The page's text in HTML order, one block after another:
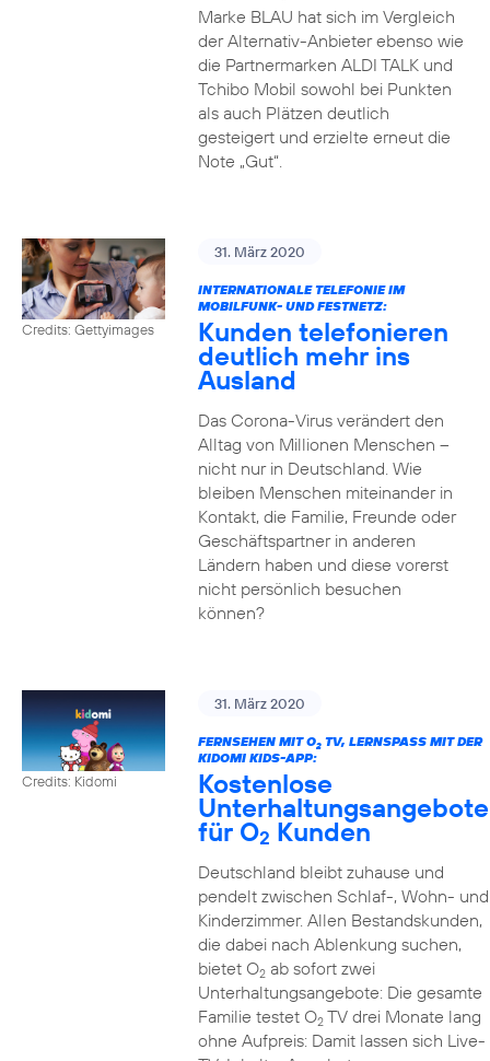
Marke BLAU hat sich im Vergleich
der Alternativ-Anbieter ebenso wie
die Partnermarken ALDI TALK und
Tchibo Mobil sowohl bei Punkten
als auch Plätzen deutlich
gesteigert und erzielte erneut die
Note „Gut“.
Credits: Gettyimages
31. März 2020
INTERNATIONALE TELEFONIE IM
MOBILFUNK- UND FESTNETZ:
Kunden telefonieren
deutlich mehr ins
Ausland
Das Corona-Virus verändert den
Alltag von Millionen Menschen –
nicht nur in Deutschland. Wie
bleiben Menschen miteinander in
Kontakt, die Familie, Freunde oder
Geschäftspartner in anderen
Ländern haben und diese vorerst
nicht persönlich besuchen
können?
Credits: Kidomi
31. März 2020
FERNSEHEN MIT O2TV, LERNSPASS MIT DER K
IDOMI KIDS-APP:
Kostenlose
Unterhaltungsangebote
für O2 Kunden
Deutschland bleibt zuhause und
pendelt zwischen Schlaf-, Wohn- und
Kinderzimmer. Allen Bestandskunden,
die dabei nach Ablenkung suchen,
bietet O2ab sofort zwei
Unterhaltungsangebote: Die gesamte
Familie testet O2TV drei Monate lang
ohne Aufpreis: Damit lassen sich Live-